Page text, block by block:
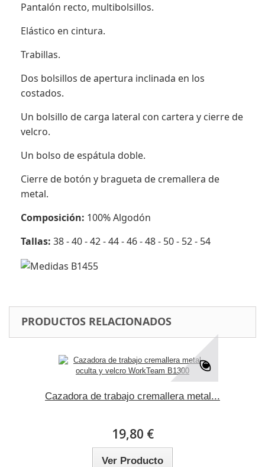
Pantalón recto, multibolsillos.
Elástico en cintura.
Trabillas.
Dos bolsillos de apertura inclinada en los
costados.
Un bolsillo de carga lateral con cartera y cierre de
velcro.
Un bolso de espátula doble.
Cierre de botón y bragueta de cremallera de
metal.
Composición: 100% Algodón
Tallas: 38 - 40 - 42 - 44 - 46 - 48 - 50 - 52 - 54
PRODUCTOS RELACIONADOS
Cazadora de trabajo cremallera metal...
19,80 €
Ver Producto